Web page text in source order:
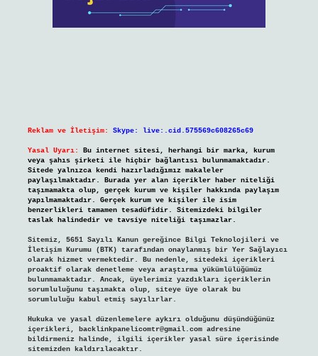
Reklam ve İletişim: Skype: live:.cid.575569c608265c69
Yasal Uyarı:
Bu internet sitesi, herhangi bir marka, kurum
veya şahıs şirketi ile hiçbir bağlantısı bulunmamaktadır.
Sitede yalnızca kendi hazırladığımız makaleler
paylaşılmaktadır. Burada yer alan içerikler haber niteliği
taşımamakta olup, gerçek kurum ve kişiler hakkında paylaşım
yapılmamaktadır. Gerçek kurum ve kişiler ile isim
benzerlikleri tamamen tesadüfidir. Sitemizdeki bilgiler
taslak halindedir ve tavsiye niteliği taşımazlar.
Sitemiz, 5651 Sayılı Kanun gereğince Bilgi Teknolojileri ve
İletişim Kurumu (BTK) tarafından onaylanmış bir Yer Sağlayıcı
olarak hizmet vermektedir. Bu nedenle, sitedeki içerikleri
proaktif olarak denetleme veya araştırma yükümlülüğümüz
bulunmamaktadır. Ancak, üyelerimiz yazdıkları içeriklerin
sorumluluğunu taşımakta olup, siteye üye olarak bu
sorumluluğu kabul etmiş sayılırlar.
Hukuka ve yasal düzenlemelere aykırı olduğunu düşündüğünüz
içerikleri, backlinkpanelicomtr@gmail.comadresine
bildirmeniz halinde, ilgili içerikler yasal süre içerisinde
sitemizden kaldırılacaktır.